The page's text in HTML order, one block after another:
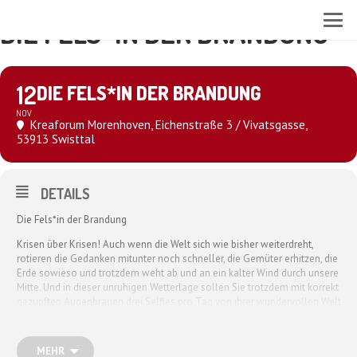
DIE FELS*IN DER BRANDUNG
12
NOV
DIE FELS*IN DER BRANDUNG
Kreaforum Morenhoven, Eichenstraße 3 / Vivatsgasse,
53913 Swisttal
DETAILS
Die Fels*in der Brandung
Krisen über Krisen! Auch wenn die Welt sich wie bisher weiterdreht,
rotieren die Gedanken mitunter noch schneller, die Gemüter erhitzen, die
Erde sowieso und trotzdem weht ab und an ein kalter Wind durch unsere
Mitte. Und in dieser unruhigen Wetterlage sollen Sie trotzdem mit korrekt
gehen und wer kann das schaffen? Keine Ahnung. Aber wie gut, dass es
MEHR